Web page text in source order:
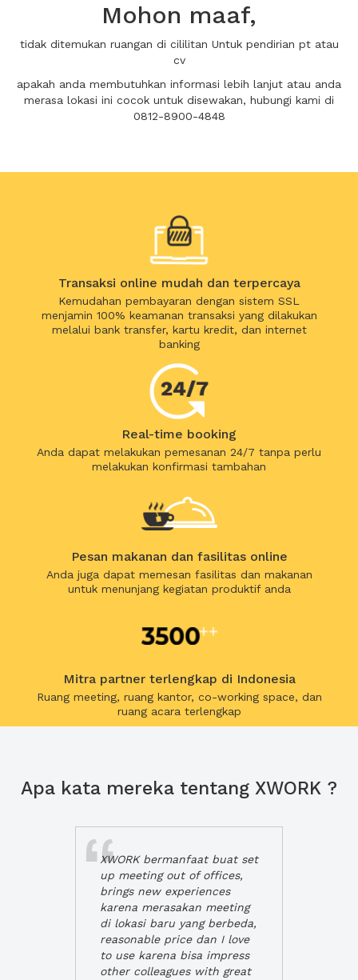
Mohon maaf,
tidak ditemukan ruangan di cililitan Untuk pendirian pt atau
cv
apakah anda membutuhkan informasi lebih lanjut atau anda
merasa lokasi ini cocok untuk disewakan, hubungi kami di
0812-8900-4848
Transaksi online mudah dan terpercaya
Kemudahan pembayaran dengan sistem SSL
menjamin 100% keamanan transaksi yang dilakukan
melalui bank transfer, kartu kredit, dan internet
banking
Real-time booking
Anda dapat melakukan pemesanan 24/7 tanpa perlu
melakukan konfirmasi tambahan
Pesan makanan dan fasilitas online
Anda juga dapat memesan fasilitas dan makanan
untuk menunjang kegiatan produktif anda
Mitra partner terlengkap di Indonesia
Ruang meeting, ruang kantor, co-working space, dan
ruang acara terlengkap
Apa kata mereka tentang XWORK ?
XWORK bermanfaat buat set
up meeting out of offices,
brings new experiences
karena merasakan meeting
di lokasi baru yang berbeda,
reasonable price dan I love
to use karena bisa impress
other colleagues with great